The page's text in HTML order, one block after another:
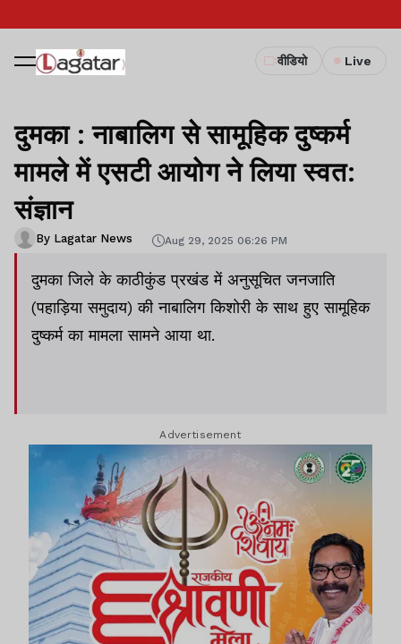
वीडियो Live
दुमका : नाबालिग से सामूहिक दुष्कर्म
मामले में एसटी आयोग ने लिया स्वत:
संज्ञान
By Lagatar News Aug 29, 2025 06:26 PM
दुमका जिले के काठीकुंड प्रखंड में अनुसूचित जनजाति
(पहाड़िया समुदाय) की नाबालिग किशोरी के साथ हुए सामूहिक
दुष्कर्म का मामला सामने आया था.
Advertisement